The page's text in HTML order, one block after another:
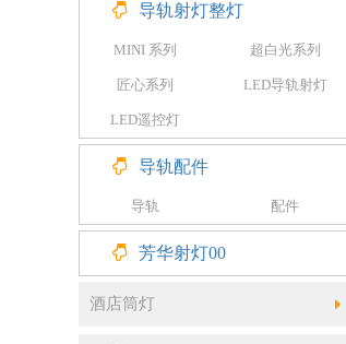
导轨射灯整灯
MINI 系列 超白光系列
匠心系列 LED导轨射灯
LED遥控灯
导轨配件
导轨 配件
芳华射灯00
酒店筒灯